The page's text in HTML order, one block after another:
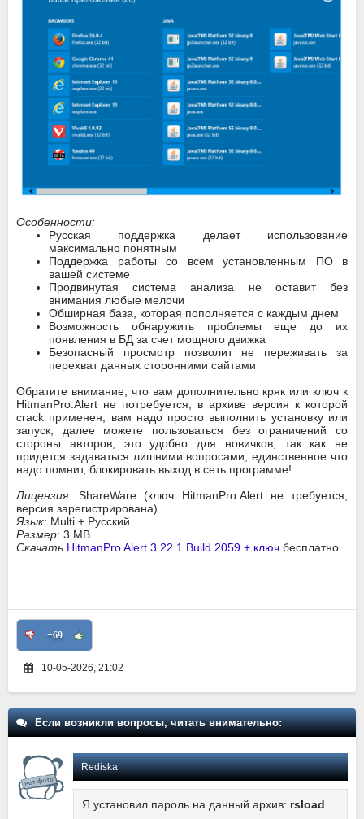
Особенности:
Русская поддержка делает использование
максимально понятным
Поддержка работы со всем установленным ПО в
вашей системе
Продвинутая система анализа не оставит без
внимания любые мелочи
Обширная база, которая пополняется с каждым днем
Возможность обнаружить проблемы еще до их
появления в БД за счет мощного движка
Безопасный просмотр позволит не переживать за
перехват данных сторонними сайтами
Обратите внимание, что вам дополнительно кряк или ключ к
HitmanPro.Alert не потребуется, в архиве версия к которой
crack применен, вам надо просто выполнить установку или
запуск, далее можете пользоваться без ограничений со
стороны авторов, это удобно для новичков, так как не
придется задаваться лишними вопросами, единственное что
надо помнит, блокировать выход в сеть программе!
Лицензия: ShareWare (ключ HitmanPro.Alert не требуется,
версия зарегистрирована)
Язык: Multi + Русский
Размер: 3 MB
Скачать HitmanPro Alert 3.22.1 Build 2059 + ключ бесплатно
+69
10-05-2026, 21:02
Если возникли вопросы, читать внимательно:
Rediska
Я установил пароль на данный архив: rsload